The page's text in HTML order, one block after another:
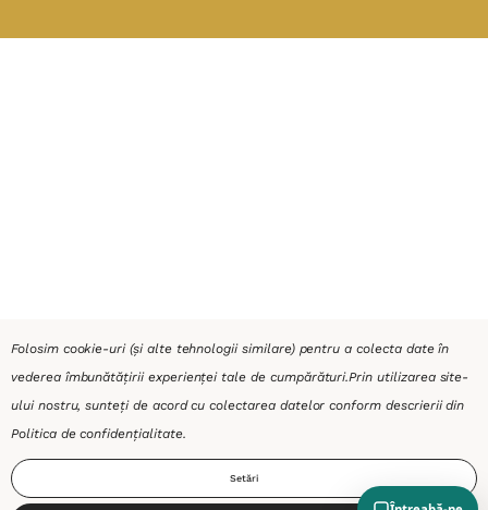
Folosim cookie-uri (și alte tehnologii similare) pentru a colecta date în
vederea îmbunătățirii experienței tale de cumpărături.Prin utilizarea site-
ului nostru, sunteți de acord cu colectarea datelor conform descrierii din
Politica de confidențialitate.
Setări